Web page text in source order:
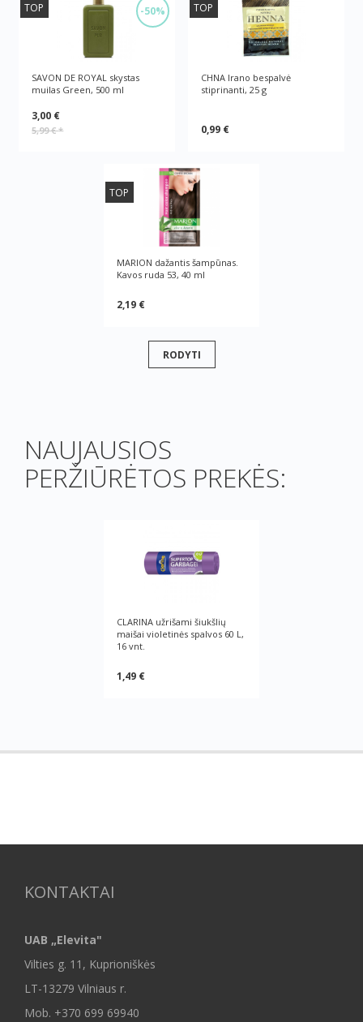
-50%
TOP
SAVON DE ROYAL skystas
muilas Green, 500 ml
3,00 €
5,99 €*
TOP
CHNA Irano bespalvė
stiprinanti, 25 g
0,99 €
TOP
MARION dažantis šampūnas.
Kavos ruda 53, 40 ml
2,19 €
RODYTI
NAUJAUSIOS
PERŽIŪRĖTOS PREKĖS:
CLARINA užrišami šiukšlių
maišai violetinės spalvos 60 L,
16 vnt.
1,49 €
KONTAKTAI
UAB „Elevita"
Vilties g. 11, Kuprioniškės
LT-13279 Vilniaus r.
Mob. +370 699 69940